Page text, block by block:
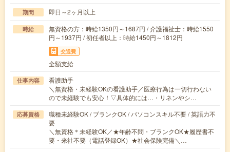
期間 即日～2ヶ月以上
時給
無資格の方：時給1350円～1687円 / 介護福祉士：時給1550
円～1937円 / 初任者以上：時給1450円～1812円
交通費
全額支給
仕事内容
看護助手
＼無資格・未経験OKの看護助手／医療行為は一切行わない
ので未経験でも安心！▽具体的には…・リネンやシ…
応募資格
職種未経験OK / ブランクOK / パソコンスキル不要 / 英語力不
要
＼無資格＊未経験OK／★年齢不問・ブランクOK★履歴書不
要・来社不要（電話登録OK）★社会保険完備＼…